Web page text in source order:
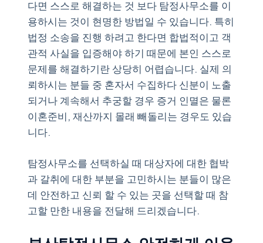
다면 스스로 해결하는 것 보다 탐정사무소를 이
용하시는 것이 현명한 방법일 수 있습니다. 특히
법정 소송을 진행 하려고 한다면 합법적이고 객
관적 사실을 입증해야 하기 때문에 본인 스스로
문제를 해결하기란 상당히 어렵습니다. 실제 의
뢰하시는 분들 중 혼자서 수집하다 신분이 노출
되거나 계속해서 추궁할 경우 증거 인멸은 물론
이혼준비, 재산까지 몰래 빼돌리는 경우도 있습
니다.
탐정사무소를 선택하실 때 대상자에 대한 협박
과 갈취에 대한 부분을 고민하시는 분들이 많은
데 안전하고 신뢰 할 수 있는 곳을 선택할 때 참
고할 만한 내용을 전달해 드리겠습니다.